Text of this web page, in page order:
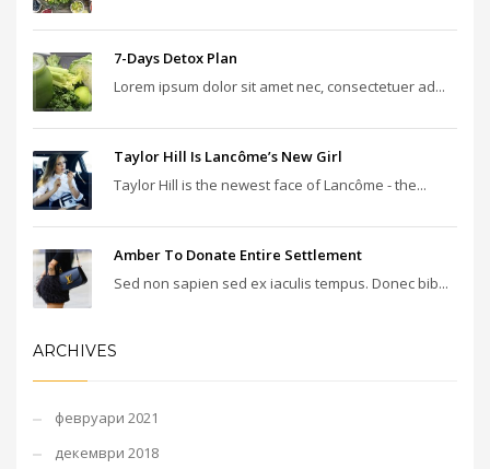
7-Days Detox Plan
Lorem ipsum dolor sit amet nec, consectetuer ad...
Taylor Hill Is Lancôme’s New Girl
Taylor Hill is the newest face of Lancôme - the...
Amber To Donate Entire Settlement
Sed non sapien sed ex iaculis tempus. Donec bib...
ARCHIVES
февруари 2021
декември 2018